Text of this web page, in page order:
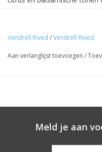
Wijnbouw:
Druiven afkomstig van twee
vijftien dagen, gevolgd door
Vendrell Rived /Vendrell Rived
Aan verlanglijst toevoegen /
Meld je aan